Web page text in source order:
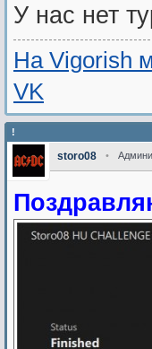
У нас нет
На Vigorish
VK
!
storo08 •